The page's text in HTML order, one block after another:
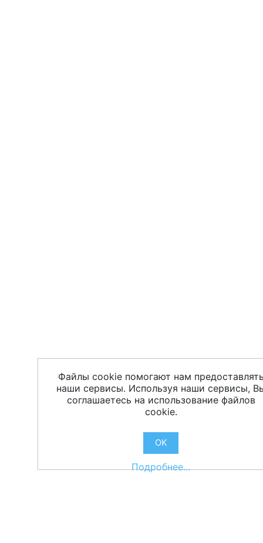
Файлы cookie помогают нам
наши сервисы. Используя наши сервисы,
соглашаетесь на использование файлов
cookie.
OK
Подробнее...